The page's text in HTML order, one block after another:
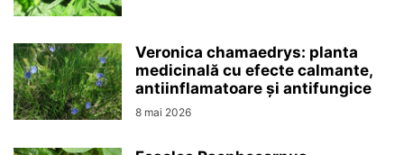
Veronica chamaedrys: planta
medicinală cu efecte calmante,
antiinflamatoare și antifungice
8 mai 2026